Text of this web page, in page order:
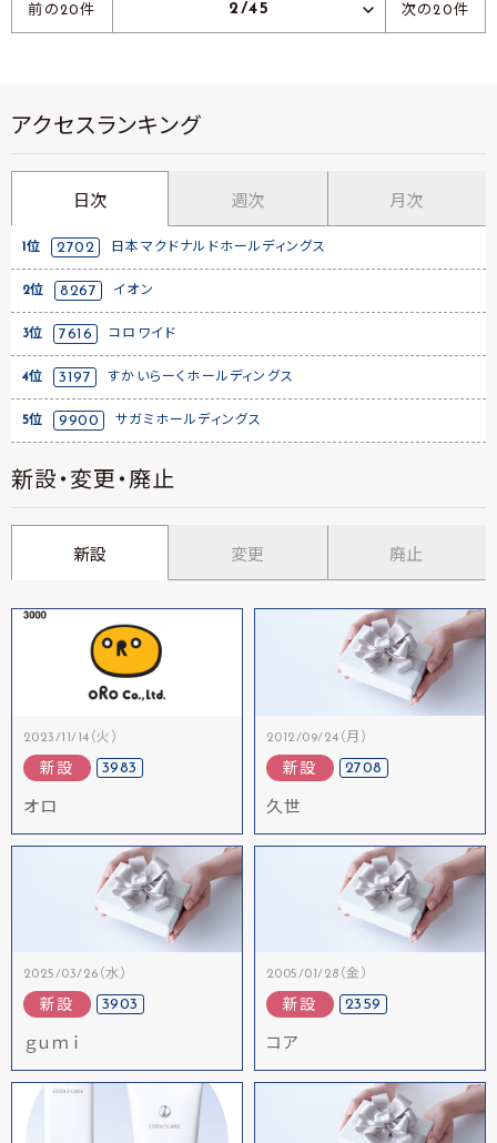
前の20件 2/45 次の20件
アクセスランキング
日次 週次 月次
1位 2702 日本マクドナルドホールディングス
2位 8267 イオン
3位 7616 コロワイド
4位 3197 すかいらーくホールディングス
5位 9900 サガミホールディングス
新設・変更・廃止
新設 変更 廃止
2023/11/14（火）
新設 3983
オロ
2012/09/24（月）
新設 2708
久世
2025/03/26（水）
新設 3903
ｇｕｍｉ
2005/01/28（金）
新設 2359
コア